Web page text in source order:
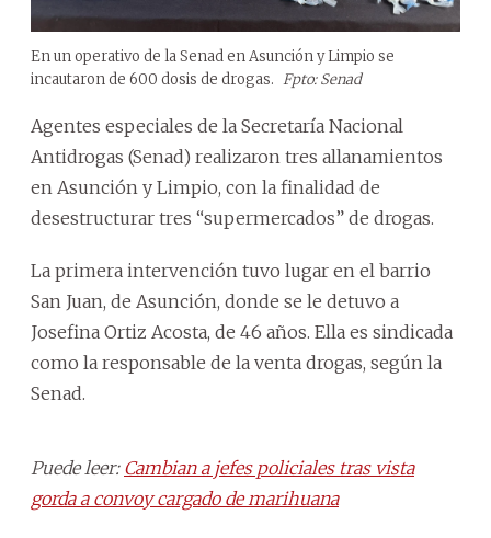
En un operativo de la Senad en Asunción y Limpio se
incautaron de 600 dosis de drogas. Fpto: Senad
Agentes especiales de la Secretaría Nacional
Antidrogas (Senad) realizaron tres allanamientos
en Asunción y Limpio, con la finalidad de
desestructurar tres “supermercados” de drogas.
La primera intervención tuvo lugar en el barrio
San Juan, de Asunción, donde se le detuvo a
Josefina Ortiz Acosta, de 46 años. Ella es sindicada
como la responsable de la venta drogas, según la
Senad.
Puede leer: Cambian a jefes policiales tras vista
gorda a convoy cargado de marihuana